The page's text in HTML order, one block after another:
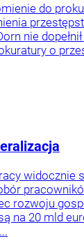
do
nie
o
widocznie
rozwoju
na 20 mld